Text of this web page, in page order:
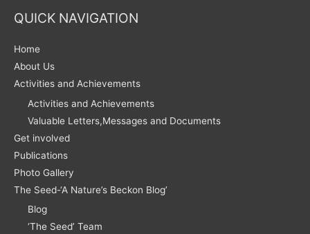
QUICK NAVIGATION
Home
About Us
Activities and Achievements
Activities and Achievements
Valuable Letters,Messages and Documents
Get involved
Publications
Photo Gallery
The Seed-‘A Nature’s Beckon Blog’
Blog
‘The Seed’ Team